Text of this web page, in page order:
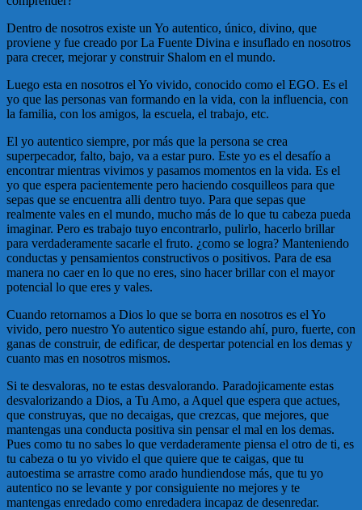
Dentro de nosotros existe un Yo autentico, único, divino, que
proviene y fue creado por La Fuente Divina e insuflado en nosotros
para crecer, mejorar y construir Shalom en el mundo.
Luego esta en nosotros el Yo vivido, conocido como el EGO. Es el
yo que las personas van formando en la vida, con la influencia, con
la familia, con los amigos, la escuela, el trabajo, etc.
El yo autentico siempre, por más que la persona se crea
superpecador, falto, bajo, va a estar puro. Este yo es el desafío a
encontrar mientras vivimos y pasamos momentos en la vida. Es el
yo que espera pacientemente pero haciendo cosquilleos para que
sepas que se encuentra alli dentro tuyo. Para que sepas que
realmente vales en el mundo, mucho más de lo que tu cabeza pueda
imaginar. Pero es trabajo tuyo encontrarlo, pulirlo, hacerlo brillar
para verdaderamente sacarle el fruto. ¿como se logra? Manteniendo
conductas y pensamientos constructivos o positivos. Para de esa
manera no caer en lo que no eres, sino hacer brillar con el mayor
potencial lo que eres y vales.
Cuando retornamos a Dios lo que se borra en nosotros es el Yo
vivido, pero nuestro Yo autentico sigue estando ahí, puro, fuerte, con
ganas de construir, de edificar, de despertar potencial en los demas y
cuanto mas en nosotros mismos.
Si te desvaloras, no te estas desvalorando. Paradojicamente estas
desvalorizando a Dios, a Tu Amo, a Aquel que espera que actues,
que construyas, que no decaigas, que crezcas, que mejores, que
mantengas una conducta positiva sin pensar el mal en los demas.
Pues como tu no sabes lo que verdaderamente piensa el otro de ti, es
tu cabeza o tu yo vivido el que quiere que te caigas, que tu
autoestima se arrastre como arado hundiendose más, que tu yo
autentico no se levante y por consiguiente no mejores y te
mantengas enredado como enredadera incapaz de desenredar.